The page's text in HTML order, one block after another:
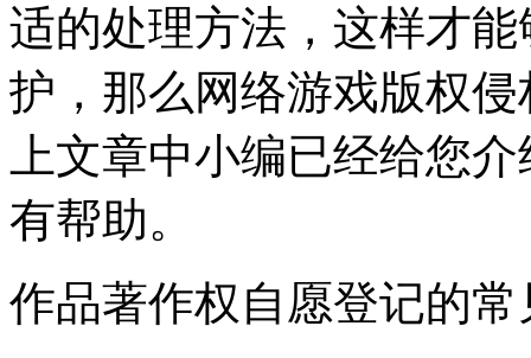
适的处理方法，这样才
护，那么网络游戏版权
上文章中小编已经给您
有帮助。
作品著作权自愿登记的常